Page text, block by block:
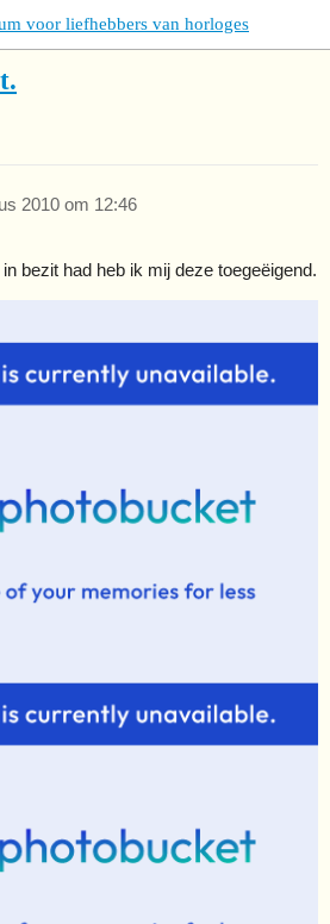
voor liefhebbers van horloges
2010 om 12:46
bezit had heb ik mij deze toegeëigend.